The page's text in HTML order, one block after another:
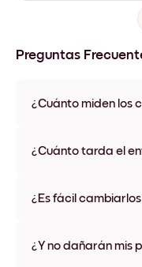
Preguntas
¿Cuánto miden los
varios materiales y
¿Cuánto tarda el
disponibles en algunos
¿Es fácil
ningún daño
¿Y no dañarán mis